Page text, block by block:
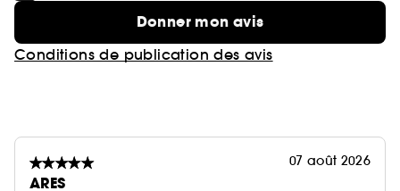
Donner mon avis
Conditions de publication des avis
07 août 2026
ARES